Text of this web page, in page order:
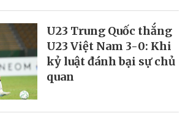
U23 Trung Quốc thắng
U23 Việt Nam 3-0: Khi
kỷ luật đánh bại sự chủ
quan